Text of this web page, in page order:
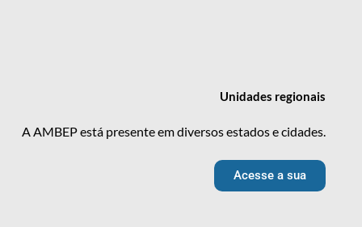
Unidades regionais
A AMBEP está presente em diversos estados e cidades.
Acesse a sua